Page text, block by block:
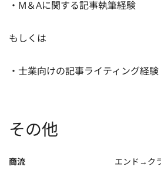
・M＆Aに関する記事執筆経験
もしくは
・士業向けの記事ライティング経験
その他
商流
エンド→ク